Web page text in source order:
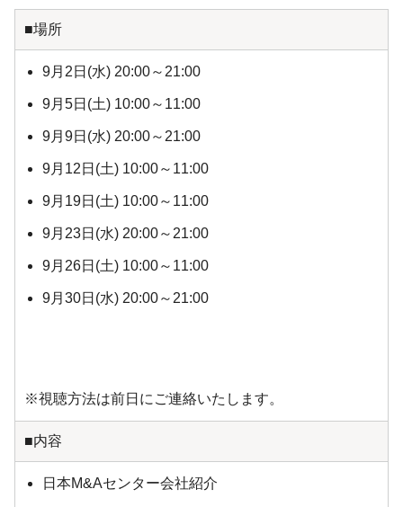
■場所
9月2日(水) 20:00～21:00
9月5日(土) 10:00～11:00
9月9日(水) 20:00～21:00
9月12日(土) 10:00～11:00
9月19日(土) 10:00～11:00
9月23日(水) 20:00～21:00
9月26日(土) 10:00～11:00
9月30日(水) 20:00～21:00
※視聴方法は前日にご連絡いたします。
■内容
日本M&Aセンター会社紹介